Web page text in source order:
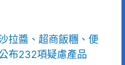
拉醬、超商飯糰、便
布232項疑慮產品